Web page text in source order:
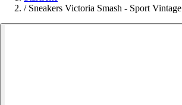
/ Sneakers Victoria Smash - Sport Vintage